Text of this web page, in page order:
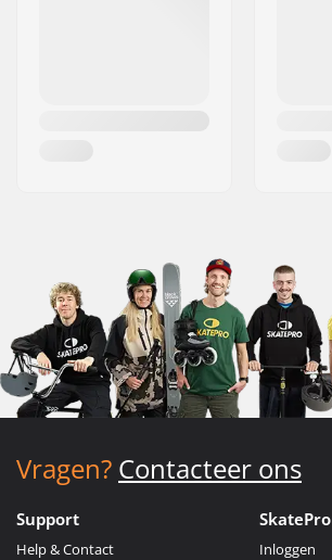
Vragen? Contacteer ons
Support
Help & Contact
SkatePro
Inloggen